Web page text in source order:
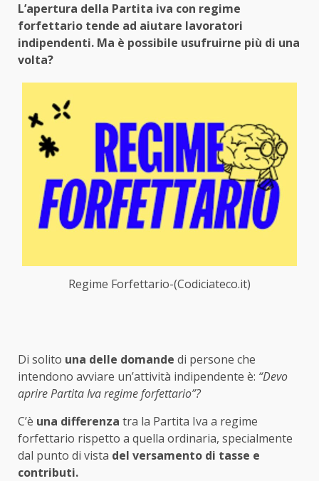
L’apertura della Partita iva con regime
forfettario tende ad aiutare lavoratori
indipendenti. Ma è possibile usufruirne più di una
volta?
Regime Forfettario-(Codiciateco.it)
Di solito una delle domande di persone che
intendono avviare un’attività indipendente è: “Devo
aprire Partita Iva regime forfettario”?
C’è una differenza tra la Partita Iva a regime
forfettario rispetto a quella ordinaria, specialmente
dal punto di vista del versamento di tasse e
contributi.